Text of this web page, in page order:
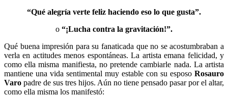
“Qué alegría verte feliz haciendo eso lo que gusta”.
o “¡Lucha contra la gravitación!”.
Qué buena impresión para su fanaticada que no se acostumbraban a
verla en actitudes menos espontáneas. La artista emana felicidad, y
como ella misma manifiesta, no pretende cambiarle nada. La artista
mantiene una vida sentimental muy estable con su esposo Rosauro
Varo padre de sus tres hijos. Aún no tiene pensado pasar por el altar,
como ella misma los manifestó: